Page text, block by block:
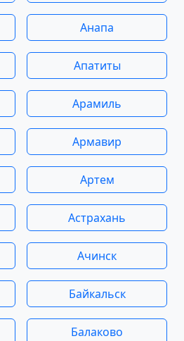
Анапа
Апатиты
Арамиль
Армавир
Артем
Астрахань
Ачинск
Байкальск
Балаково